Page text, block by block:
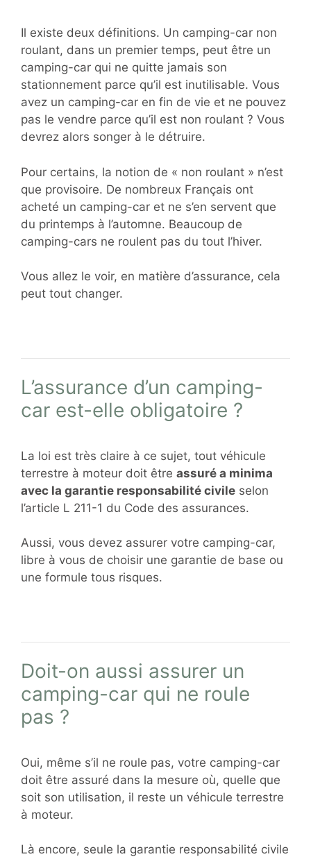
Il existe deux définitions. Un camping-car non
roulant, dans un premier temps, peut être un
camping-car qui ne quitte jamais son
stationnement parce qu’il est inutilisable. Vous
avez un camping-car en fin de vie et ne pouvez
pas le vendre parce qu’il est non roulant ? Vous
devrez alors songer à le détruire.
Pour certains, la notion de « non roulant » n’est
que provisoire. De nombreux Français ont
acheté un camping-car et ne s’en servent que
du printemps à l’automne. Beaucoup de
camping-cars ne roulent pas du tout l’hiver.
Vous allez le voir, en matière d’assurance, cela
peut tout changer.
L’assurance d’un camping-
car est-elle obligatoire ?
La loi est très claire à ce sujet, tout véhicule
terrestre à moteur doit être assuré a minima
avec la garantie responsabilité civile selon
l’article L 211-1 du Code des assurances.
Aussi, vous devez assurer votre camping-car,
libre à vous de choisir une garantie de base ou
une formule tous risques.
Doit-on aussi assurer un
camping-car qui ne roule
pas ?
Oui, même s’il ne roule pas, votre camping-car
doit être assuré dans la mesure où, quelle que
soit son utilisation, il reste un véhicule terrestre
à moteur.
Là encore, seule la garantie responsabilité civile